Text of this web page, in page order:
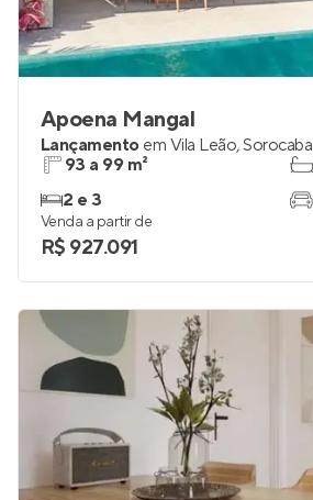
Apoena Mangal
Lançamento em Vila Leão,Sorocaba
93 a 99 m²
2 e 3
Venda a partir de
R$ 927.091